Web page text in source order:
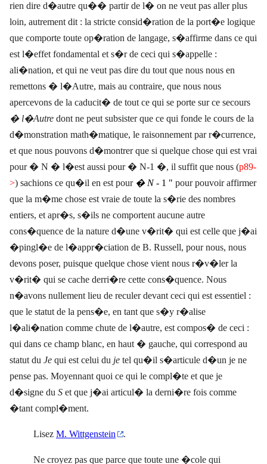
rien dire d�autre qu�� partir de l� on ne veut pas aller plus
loin, autrement dit : la stricte consid�ration de la port�e logique
que comporte toute op�ration de langage, s�affirme dans ce qui
est l�effet fondamental et s�r de ceci qui s�appelle :
ali�nation, et qui ne veut pas dire du tout que nous nous en
remettons � l�Autre, mais au contraire, que nous nous
apercevons de la caducit� de tout ce qui se porte sur ce secours
� l�Autre dont ne peut subsister que ce qui fonde le cours de la
d�monstration math�matique, le raisonnement par r�currence,
et que nous pouvons d�montrer que si quelque chose qui est vrai
pour � N � l�est aussi pour � N-1 �, il suffit que nous (p89-
>) sachions ce qu�il en est pour � N- 1 " pour pouvoir affirmer
que la m�me chose est vraie de toute la s�rie des nombres
entiers, et apr�s, s�ils ne comportent aucune autre
cons�quence de la nature d�une v�rit� qui est celle que j�ai
�pingl�e de l�appr�ciation de B. Russell, pour nous, nous
devons poser, puisque quelque chose vient nous r�v�ler la
v�rit� qui se cache derri�re cette cons�quence. Nous
n�avons nullement lieu de reculer devant ceci qui est essentiel :
que le statut de la pens�e, en tant que s�y r�alise
l�ali�nation comme chute de l�autre, est compos� de ceci :
qui dans ce champ blanc, en haut � gauche, qui correspond au
statut du Je qui est celui du je tel qu�il s�articule d�un je ne
pense pas. Moyennant quoi ce qui le compl�te et que je
d�signe du S et que j�ai articul� la derni�re fois comme
�tant compl�ment.
Lisez M. Wittgenstein .
Ne croyez pas que parce que toute une �cole qui